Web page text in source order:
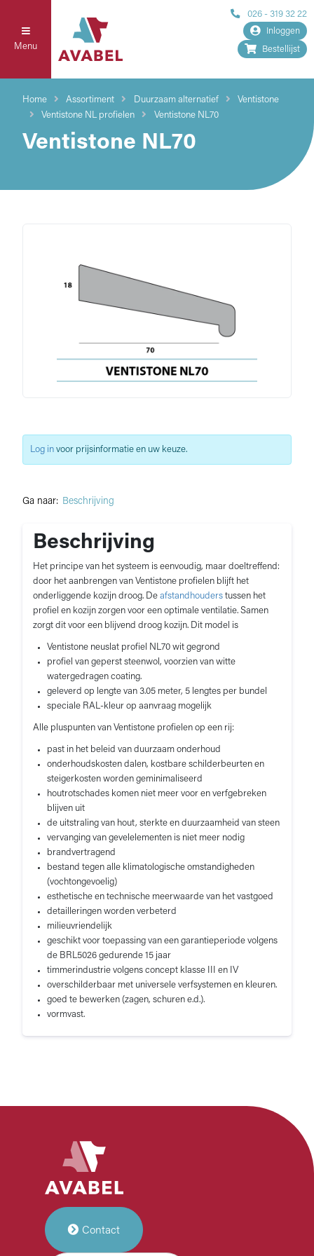
Menu
026 - 319 32 22
Inloggen
Bestellijst
Home Assortiment Duurzaam alternatief
Ventistone
Ventistone NL profielen
Ventistone NL70
Ventistone NL70
Ga naar: Beschrijving
Beschrijving
Het principe van het systeem is eenvoudig, maar doeltreffend:
door het aanbrengen van Ventistone profielen blijft het
onderliggende kozijn droog. De afstandhouders tussen het
profiel en kozijn zorgen voor een optimale ventilatie. Samen
zorgt dit voor een blijvend droog kozijn. Dit model is
Ventistone neuslat profiel NL70 wit gegrond
profiel van geperst steenwol, voorzien van witte
watergedragen coating.
geleverd op lengte van 3.05 meter, 5 lengtes per bundel
speciale RAL-kleur op aanvraag mogelijk
Alle pluspunten van Ventistone profielen op een rij:
past in het beleid van duurzaam onderhoud
onderhoudskosten dalen, kostbare schilderbeurten en
steigerkosten worden geminimaliseerd
houtrotschades komen niet meer voor en verfgebreken
blijven uit
de uitstraling van hout, sterkte en duurzaamheid van steen
vervanging van gevelelementen is niet meer nodig
brandvertragend
bestand tegen alle klimatologische omstandigheden
(vochtongevoelig)
esthetische en technische meerwaarde van het vastgoed
detailleringen worden verbeterd
milieuvriendelijk
geschikt voor toepassing van een garantieperiode volgens
de BRL5026 gedurende 15 jaar
timmerindustrie volgens concept klasse III en IV
overschilderbaar met universele verfsystemen en kleuren.
goed te bewerken (zagen, schuren e.d.).
vormvast.
Log in voor prijsinformatie en uw keuze.
Contact